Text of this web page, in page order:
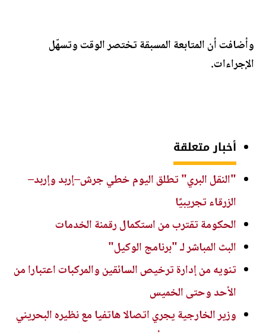
وأضافت أن المتابعة المسبقة تختصر الوقت وتسهّل
الإجراءات.
أخبار متعلقة
"النقل البري" تطلق اليوم خطي جرش–إربد وإربد–
الزرقاء تجريبيًا
الحكومة تقترب من استكمال رقمنة الخدمات
البث المباشر لـ "برنامج الوكيل"
تنويه من إدارة ترخيص السائقين والمركبات اعتبارا من
الأحد وحتى الخميس
وزير الخارجية يجري اتصالا هاتفيا مع نظيره البحريني